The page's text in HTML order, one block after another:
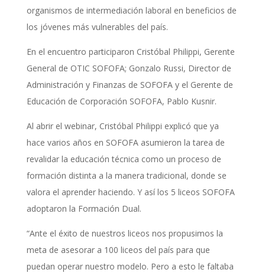
organismos de intermediación laboral en beneficios de
los jóvenes más vulnerables del país.
En el encuentro participaron Cristóbal Philippi, Gerente
General de OTIC SOFOFA; Gonzalo Russi, Director de
Administración y Finanzas de SOFOFA y el Gerente de
Educación de Corporación SOFOFA, Pablo Kusnir.
Al abrir el webinar, Cristóbal Philippi explicó que ya
hace varios años en SOFOFA asumieron la tarea de
revalidar la educación técnica como un proceso de
formación distinta a la manera tradicional, donde se
valora el aprender haciendo. Y así los 5 liceos SOFOFA
adoptaron la Formación Dual.
“Ante el éxito de nuestros liceos nos propusimos la
meta de asesorar a 100 liceos del país para que
puedan operar nuestro modelo. Pero a esto le faltaba